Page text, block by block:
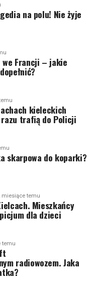
na polu! Nie żyje
Francji – jakie
kieleckich
razu trafią do Policji
skarpowa do koparki?
miesiące temu
Mieszkańcy
dla dzieci
temu
radiowozem. Jaka